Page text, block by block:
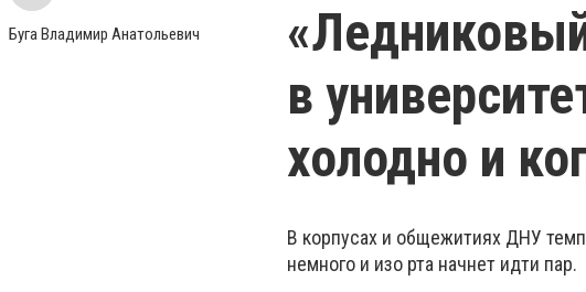
Буга Владимир Анатольевич
в
холодно и
В корпусах и общежитиях ДНУ
немного и изо рта начнет идти пар.